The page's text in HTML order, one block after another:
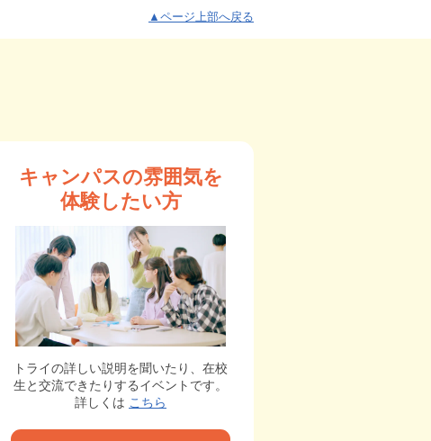
▲ページ上部へ戻る
キャンパスの雰囲気を
体験したい方
トライの詳しい説明を聞いたり、在校
生と交流できたりするイベントです。
詳しくは こちら